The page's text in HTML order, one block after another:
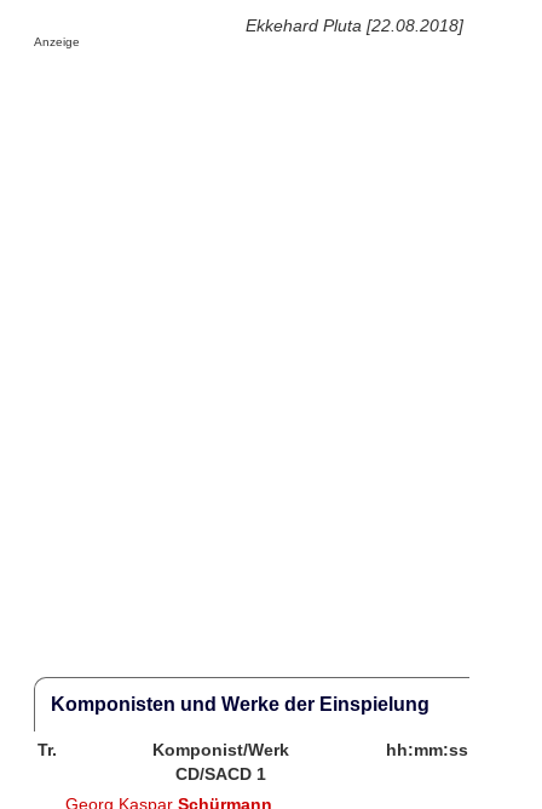
Ekkehard Pluta [22.08.2018]
Anzeige
Komponisten und Werke der Einspielung
Tr. Komponist/Werk
hh:mm:ss
CD/SACD 1
Georg KasparSchürmann